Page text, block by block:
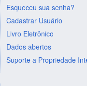
Esqueceu sua senha?
Cadastrar Usuário
Livro Eletrônico
Dados abertos
Suporte a Propriedade